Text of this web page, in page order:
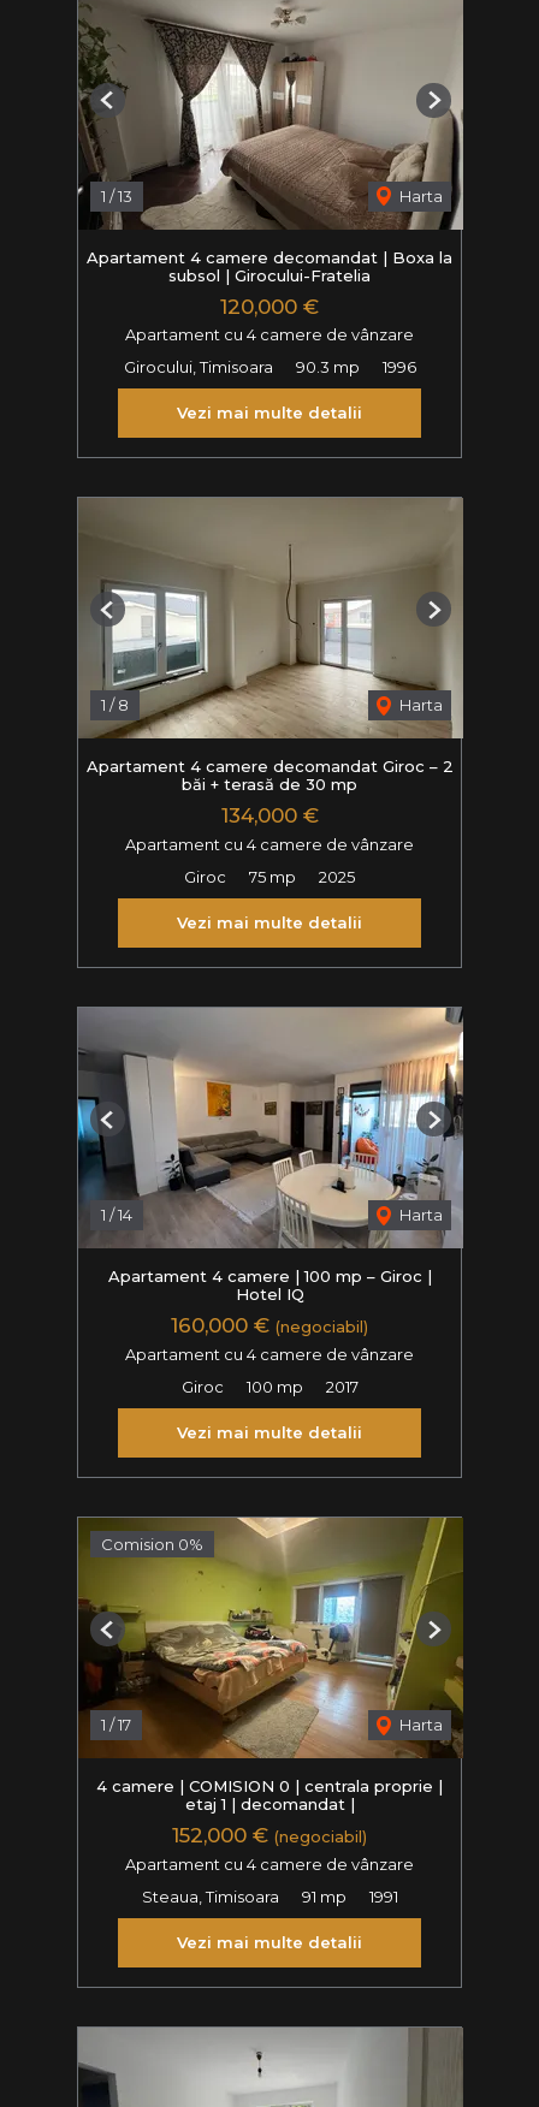
1 /13 Harta
Previous Next
Apartament 4 camere decomandat | Boxa la
subsol | Girocului-Fratelia
120,000 €
Apartament cu 4 camere de vânzare
Girocului, Timisoara
90.3 mp 1996
Vezi mai multe detalii
1 /8 Harta
Previous Next
Apartament 4 camere decomandat Giroc – 2
băi + terasă de 30 mp
134,000 €
Apartament cu 4 camere de vânzare
Giroc
75 mp 2025
Vezi mai multe detalii
1 /14 Harta
Previous Next
Apartament 4 camere | 100 mp – Giroc |
Hotel IQ
160,000 € (negociabil)
Apartament cu 4 camere de vânzare
Giroc
100 mp 2017
Vezi mai multe detalii
Comision 0%
1 /17 Harta
Previous Next
4 camere | COMISION 0 | centrala proprie |
etaj 1 | decomandat |
152,000 € (negociabil)
Apartament cu 4 camere de vânzare
Steaua, Timisoara
91 mp 1991
Vezi mai multe detalii